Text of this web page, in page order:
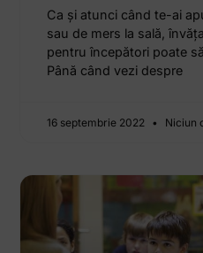
Ca și atunci când te-ai
sau de mers la sală,
pentru începători poate
Până când vezi despre
16 septembrie 2022 Niciun